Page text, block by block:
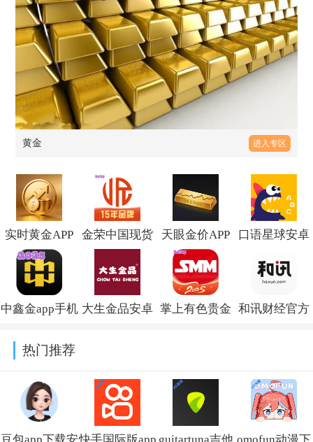
黄金 进入专区
实时黄金APP
手机版下载
v1.0.0 官方版
金荣中国现货
黄金交易平台
天眼金价APP
官方正版最新
v1.0.2
口语星球安卓
版v4.7.0.6
中鑫金app手机 大生金品安卓 掌上有色贵金 和讯财经官方
热门推荐